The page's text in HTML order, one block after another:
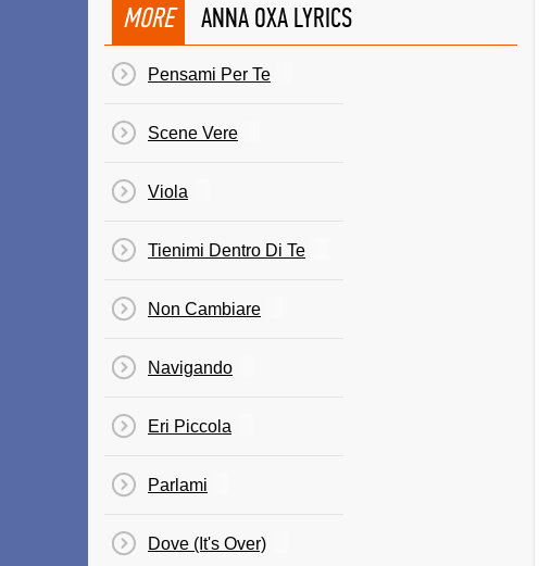
MORE ANNA OXA LYRICS
Pensami Per Te
Scene Vere
Viola
Tienimi Dentro Di Te
Non Cambiare
Navigando
Eri Piccola
Parlami
Dove (It's Over)